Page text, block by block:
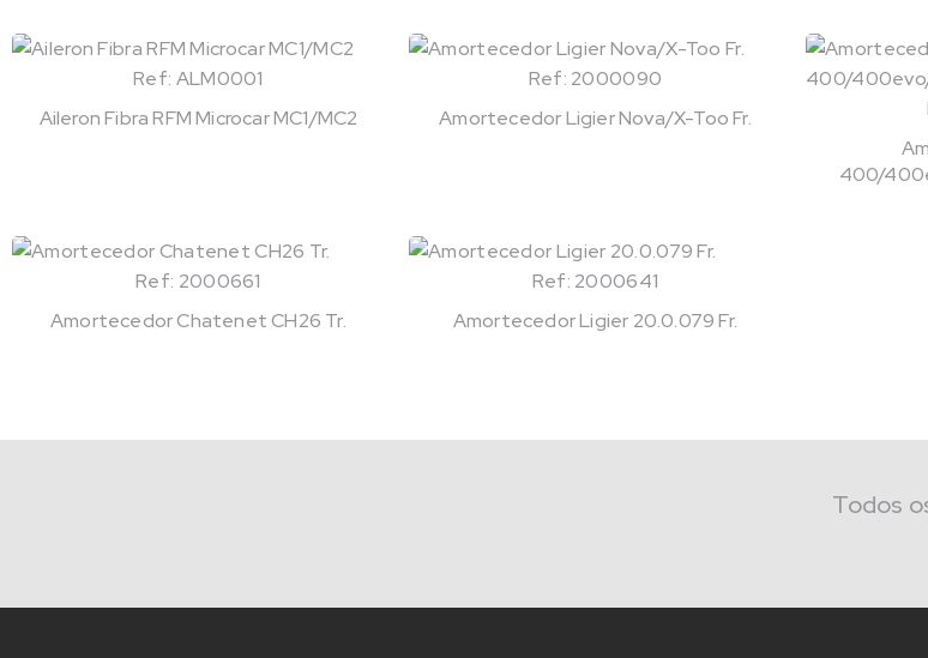
Ref: ALM0001
Aileron Fibra RFM Microcar MC1/MC2
Ref: 2000090
Amortecedor Ligier Nova/X-Too Fr.
400/
Ref: 2000661
Amortecedor Chatenet CH26 Tr.
Ref: 2000641
Amortecedor Ligier 20.0.079 Fr.
Todos